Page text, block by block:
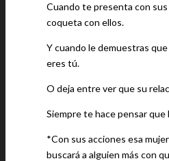
Cuando te presenta con sus
coqueta con ellos.
Y cuando le demuestras
eres tú.
O deja entre ver que su
Siempre te hace pensar
*Con sus acciones esa
buscará a alguien más con